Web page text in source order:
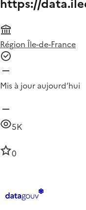
https://
Région Île-de-France
Mis à jour aujourd’hui
5K
0